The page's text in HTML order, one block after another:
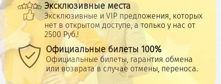
Эксклюзивные места
Эксклюзивные и VIP предложения, которых
нет в открытом доступе, а только у нас от
2500 Руб.!
Официальные билеты 100%
Официальные билеты, гарантия обмена
или возврата в случае отмены, переноса.